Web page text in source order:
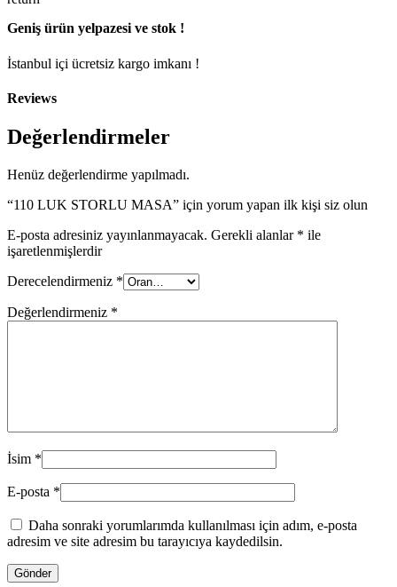
Geniş ürün yelpazesi ve stok !
İstanbul içi ücretsiz kargo imkanı !
Reviews
Değerlendirmeler
Henüz değerlendirme yapılmadı.
“110 LUK STORLU MASA” için yorum yapan ilk kişi siz olun
E-posta adresiniz yayınlanmayacak. Gerekli alanlar * ile
işaretlenmişlerdir
Derecelendirmeniz *
Değerlendirmeniz *
İsim *
E-posta *
Daha sonraki yorumlarımda kullanılması için adım, e-posta
adresim ve site adresim bu tarayıcıya kaydedilsin.